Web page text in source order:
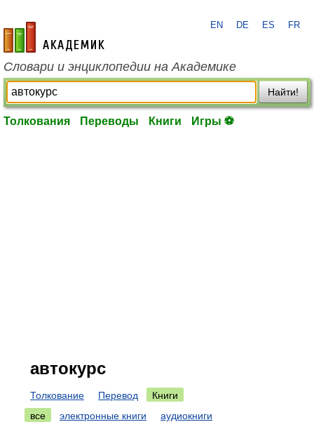
academic.ru
EN DE ES FR
Словари и энциклопедии на Академике
Найти!
Толкования Переводы Книги Игры ⚽
автокурс
Толкование Перевод
Книги
все
электронные книги аудиокниги